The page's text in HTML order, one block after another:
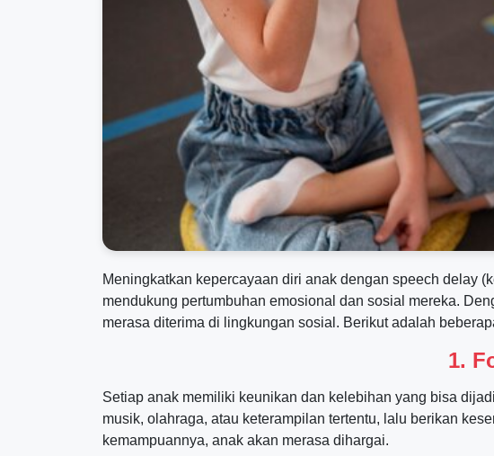
Meningkatkan kepercayaan diri anak dengan speech delay
mendukung pertumbuhan emosional dan sosial mereka.
merasa diterima di lingkungan sosial. Berikut adalah
1.
Setiap anak memiliki keunikan dan kelebihan yang bisa
musik, olahraga, atau keterampilan tertentu, lalu berikan
kemampuannya, anak akan merasa dihargai.